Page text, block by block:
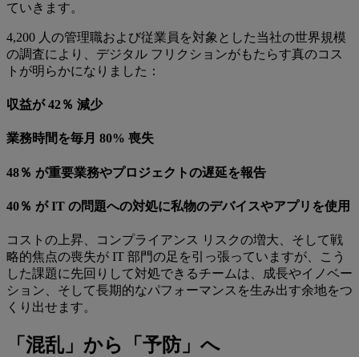
ていきます。
4,200 人の管理職および従業員を対象とした当社の世界規模
の調査により、デジタル フリクションがもたらす真のコス
トが明らかになりました：
収益が 42％ 減少
業務時間を毎月 80% 喪失
48％ が重要業務やプロジェクトの遅延を報告
40％ が IT の問題への対処に私物のデバイスやアプリを使用
コストの上昇、コンプライアンス リスクの増大、そして戦
略的焦点の喪失が IT 部門の足を引っ張っていますが、こう
した課題に先回りして対処できるチームは、成長やイノベー
ション、そして長期的なパフォーマンスを生み出す余地をつ
くり出せます。
「混乱」から「予防」へ